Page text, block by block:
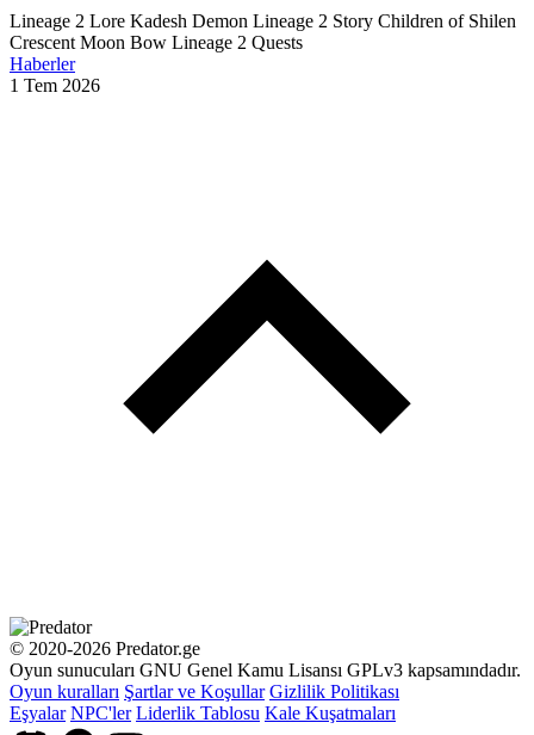
Lineage 2 Lore Kadesh Demon Lineage 2 Story Children of Shilen
Crescent Moon Bow Lineage 2 Quests
Haberler
1 Tem 2026
© 2020-2026 Predator.ge
Oyun sunucuları GNU Genel Kamu Lisansı GPLv3 kapsamındadır.
Oyun kuralları Şartlar ve Koşullar Gizlilik Politikası
Eşyalar NPC'ler Liderlik Tablosu Kale Kuşatmaları